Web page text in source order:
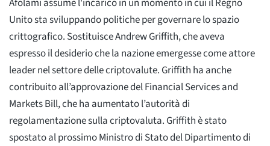
Afolami assume l'incarico in un momento in cui il Regno
Unito sta sviluppando politiche per governare lo spazio
crittografico. Sostituisce Andrew Griffith, che aveva
espresso il desiderio che la nazione emergesse come attore
leader nel settore delle criptovalute. Griffith ha anche
contribuito all’approvazione del Financial Services and
Markets Bill, che ha aumentato l’autorità di
regolamentazione sulla criptovaluta. Griffith è stato
spostato al prossimo Ministro di Stato del Dipartimento di